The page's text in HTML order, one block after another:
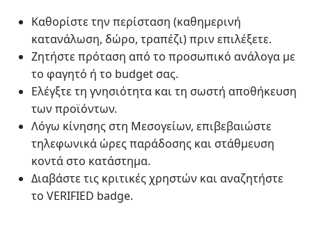
Καθορίστε την περίσταση (καθημερινή
κατανάλωση, δώρο, τραπέζι) πριν επιλέξετε.
Ζητήστε πρόταση από το προσωπικό ανάλογα με
το φαγητό ή το budget σας.
Ελέγξτε τη γνησιότητα και τη σωστή αποθήκευση
των προϊόντων.
Λόγω κίνησης στη Μεσογείων, επιβεβαιώστε
τηλεφωνικά ώρες παράδοσης και στάθμευση
κοντά στο κατάστημα.
Διαβάστε τις κριτικές χρηστών και αναζητήστε
το VERIFIED badge.